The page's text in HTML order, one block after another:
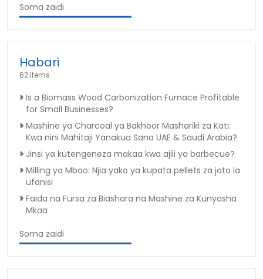
Soma zaidi
Habari
62 Items
Is a Biomass Wood Carbonization Furnace Profitable
for Small Businesses?
Mashine ya Charcoal ya Bakhoor Mashariki za Kati:
Kwa nini Mahitaji Yanakua Sana UAE & Saudi Arabia?
Jinsi ya kutengeneza makaa kwa ajili ya barbecue?
Milling ya Mbao: Njia yako ya kupata pellets za joto la
ufanisi
Faida na Fursa za Biashara na Mashine za Kunyosha
Mkaa
Soma zaidi